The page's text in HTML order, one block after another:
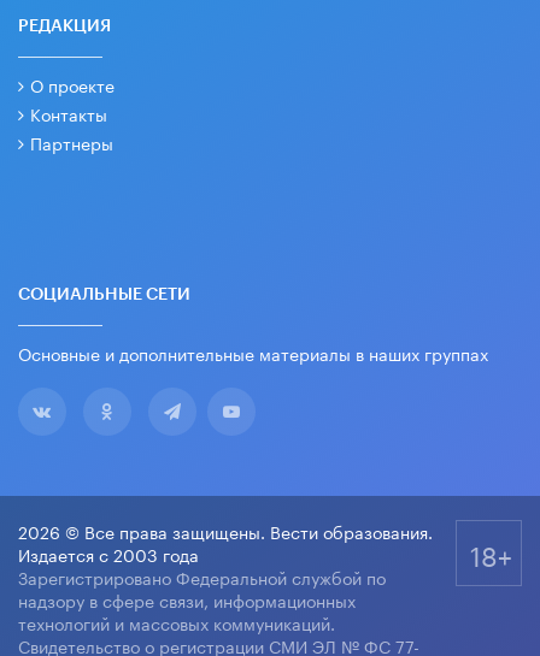
РЕДАКЦИЯ
О проекте
Контакты
Партнеры
СОЦИАЛЬНЫЕ СЕТИ
Основные и дополнительные материалы в наших группах
2026 © Все права защищены. Вести образования.
Издается с 2003 года
Зарегистрировано Федеральной службой по
надзору в сфере связи, информационных
технологий и массовых коммуникаций.
Свидетельство о регистрации СМИ ЭЛ № ФС 77-
18+